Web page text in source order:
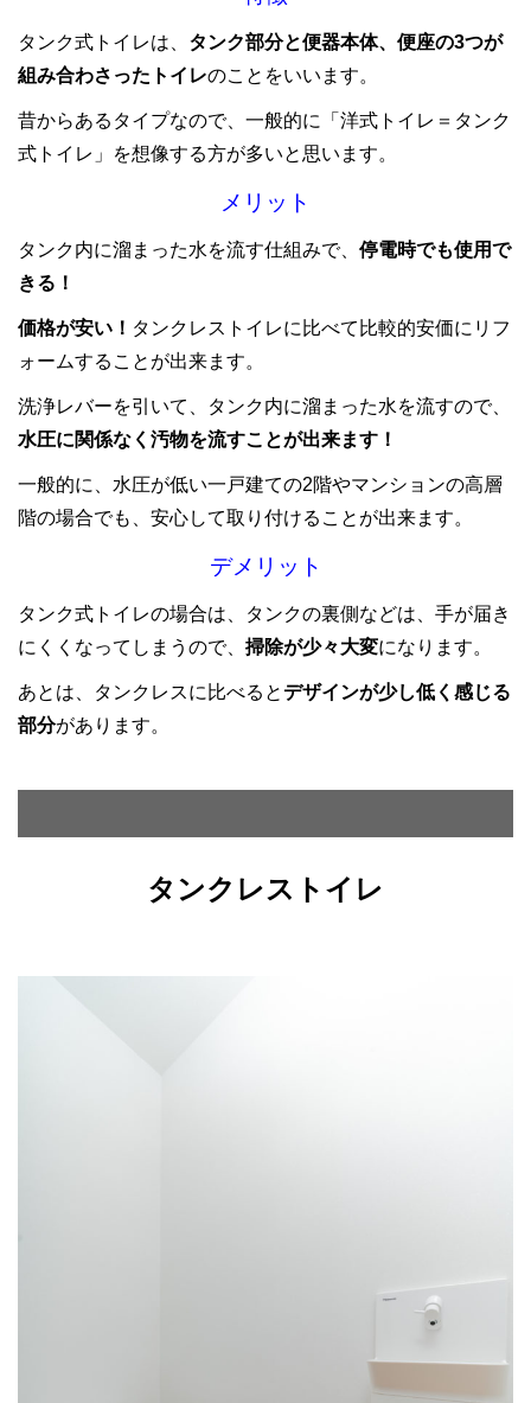
タンク式トイレは、 タンク部分と便器本体、便座の3つが
組み合わさったトイレのことをいいます。
昔からあるタイプなので、一般的に「洋式トイレ＝タンク
式トイレ」を想像する方が多いと思います。
メリット
タンク内に溜まった水を流す仕組みで、 停電時でも使用で
きる！
価格が安い！ タンクレストイレに比べて比較的安価にリフ
ォームすることが出来ます。
洗浄レバーを引いて、タンク内に溜まった水を流すので、
水圧に関係なく汚物を流すことが出来ます！
一般的に、水圧が低い一戸建ての2階やマンションの高層
階の場合でも、安心して取り付けることが出来ます。
デメリット
タンク式トイレの場合は、タンクの裏側などは、手が届き
にくくなってしまうので、 掃除が少々大変になります。
あとは、タンクレスに比べるとデザインが少し低く感じる
部分があります。
タンクレストイレ